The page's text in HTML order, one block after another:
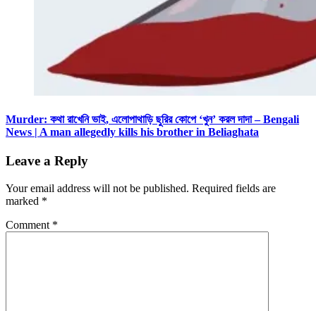
Murder: কথা রাখেনি ভাই, এলোপাথাড়ি ছুরির কোপে ‘খুন’ করল দাদা – Bengali
News | A man allegedly kills his brother in Beliaghata
Leave a Reply
Your email address will not be published. Required fields are
marked *
Comment *